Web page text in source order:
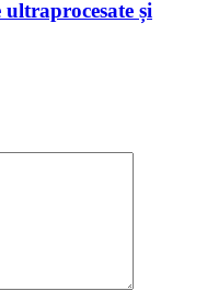
și